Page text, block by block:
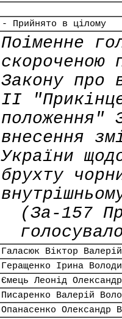
- Прийнято в цілому
Поіменне
скороченою
Закону про
ІI
положення"
внесення
України
брухту
(За-157
Галасюк Віктор
Геращенко Ірина
Ємець Леонід
Писаренко Валерій
Опанасенко Олександр